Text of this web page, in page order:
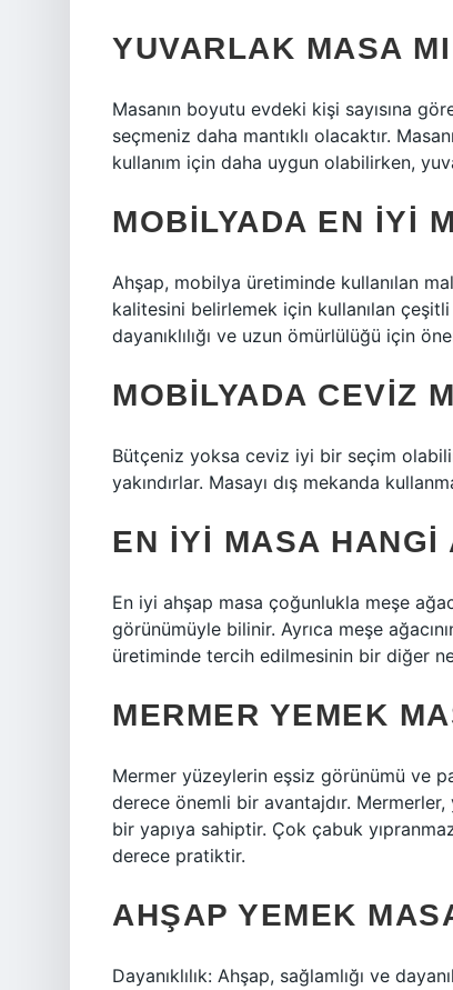
YUVARLAK MASA
Masanın boyutu evdeki kişi sayısına
seçmeniz daha mantıklı olacaktır.
kullanım için daha uygun olabilirken,
MOBILYADA EN IYI
Ahşap, mobilya üretiminde kullanılan
kalitesini belirlemek için kullanılan
dayanıklılığı ve uzun ömürlülüğü için
MOBILYADA CEVIZ
Bütçeniz yoksa ceviz iyi bir seçim
yakındırlar. Masayı dış mekanda
EN IYI MASA HANGI
En iyi ahşap masa çoğunlukla meşe
görünümüyle bilinir. Ayrıca meşe
üretiminde tercih edilmesinin bir diğer
MERMER YEMEK
Mermer yüzeylerin eşsiz görünümü ve
derece önemli bir avantajdır. Mermerler,
bir yapıya sahiptir. Çok çabuk
derece pratiktir.
AHŞAP YEMEK
Dayanıklılık: Ahşap, sağlamlığı ve